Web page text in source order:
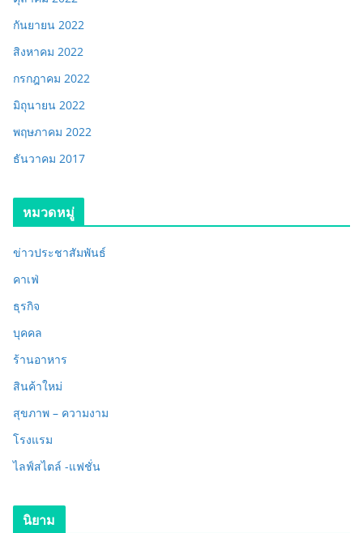
กันยายน 2022
สิงหาคม 2022
กรกฎาคม 2022
มิถุนายน 2022
พฤษภาคม 2022
ธันวาคม 2017
หมวดหมู่
ข่าวประชาสัมพันธ์
คาเฟ่
ธุรกิจ
บุคคล
ร้านอาหาร
สินค้าใหม่
สุขภาพ – ความงาม
โรงแรม
ไลฟ์สไตล์ -แฟชั่น
นิยาม